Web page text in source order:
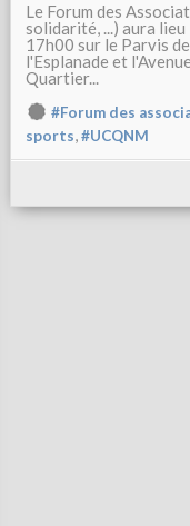
Le Forum des
solidarité, ...) aura
17h00 sur le Parvis
l'Esplanade et
Quartier...
#Forum des
sports,#UCQNM